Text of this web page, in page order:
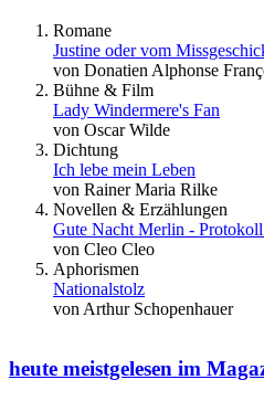
Romane
Justine oder vom
von Donatien Alphonse
Bühne & Film
Lady Windermere's Fan
von Oscar Wilde
Dichtung
Ich lebe mein Leben
von Rainer Maria Rilke
Novellen & Erzählungen
Gute Nacht Merlin -
von Cleo Cleo
Aphorismen
Nationalstolz
von Arthur Schopenhauer
heute meistgelesen im